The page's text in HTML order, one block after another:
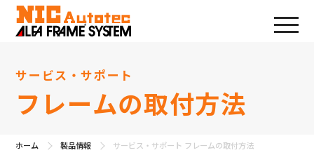
サービス・サポート
フレームの取付方法
ホーム 製品情報 サービス・サポート フレームの取付方法